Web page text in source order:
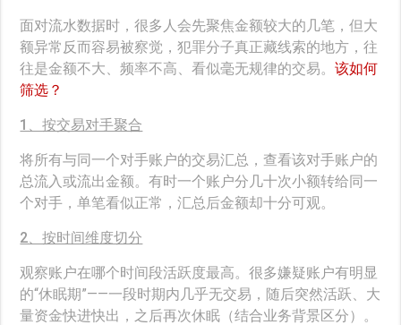
面对流水数据时，很多人会先聚焦金额较大的几笔，但大
额异常反而容易被察觉，犯罪分子真正藏线索的地方，往
往是金额不大、频率不高、看似毫无规律的交易。该如何
筛选？
1、按交易对手聚合
将所有与同一个对手账户的交易汇总，查看该对手账户的
总流入或流出金额。有时一个账户分几十次小额转给同一
个对手，单笔看似正常，汇总后金额却十分可观。
2、按时间维度切分
观察账户在哪个时间段活跃度最高。很多嫌疑账户有明显
的“休眠期”——一段时期内几乎无交易，随后突然活跃、大
量资金快进快出，之后再次休眠（结合业务背景区分）。